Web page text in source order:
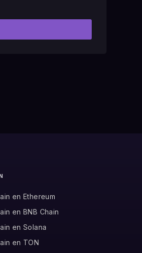
en Ethereum
en BNB Chain
en Solana
en TON